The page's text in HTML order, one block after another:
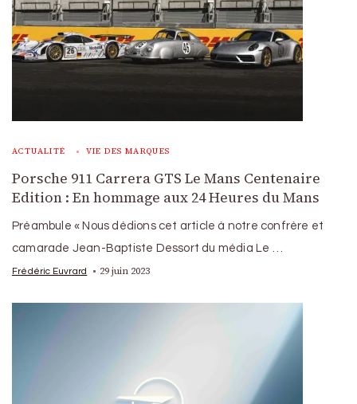
ACTUALITÉ VIE DES MARQUES
Porsche 911 Carrera GTS Le Mans Centenaire
Edition : En hommage aux 24 Heures du Mans
Préambule « Nous dédions cet article à notre confrère et
camarade Jean-Baptiste Dessort du média Le …
Frédéric Euvrard 29 juin 2023